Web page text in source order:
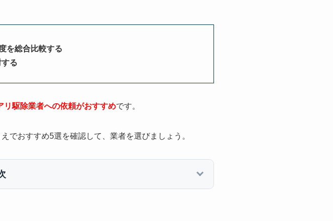
を総合比較する
る
リ駆除業者への依頼がおすすめです。
でおすすめ5選を確認して、業者を選びましょう。